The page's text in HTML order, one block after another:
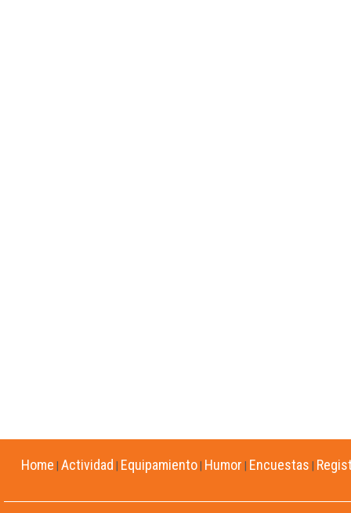
Home Actividad Equipamiento Humor Encuestas